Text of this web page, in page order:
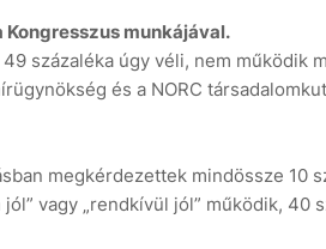
munkájával.
százaléka úgy véli, nem működik
és a NORC
megkérdezettek mindössze 10
vagy „rendkívül jól” működik, 40